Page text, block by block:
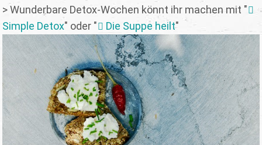
> Wunderbare Detox-Wochen könnt ihr machen mit "
Simple Detox" oder " Die Suppe heilt"